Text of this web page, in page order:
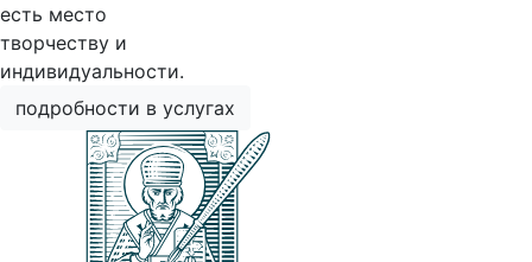
есть место
творчеству и
индивидуальности.
подробности в услугах